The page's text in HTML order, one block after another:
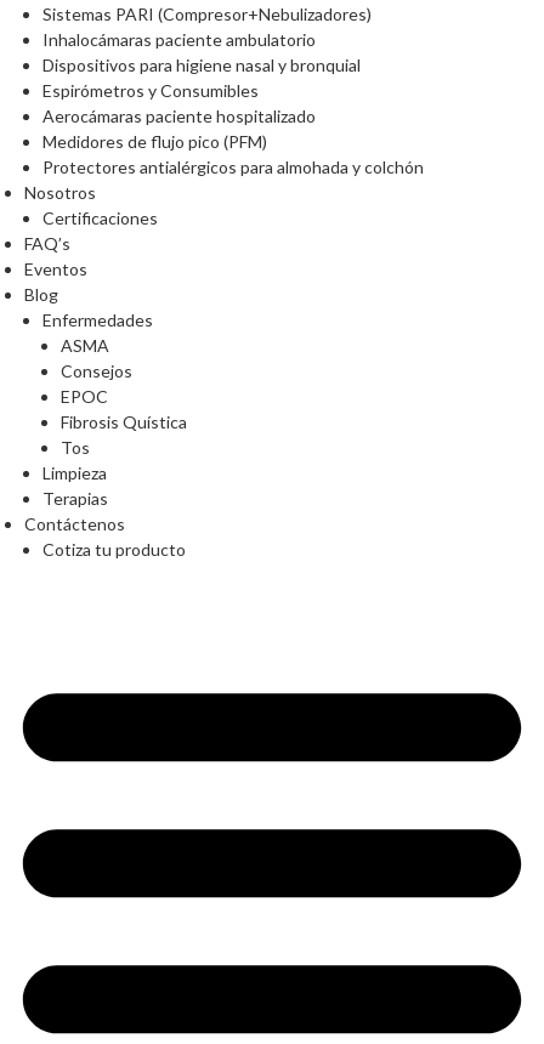
Sistemas PARI (Compresor+Nebulizadores)
Inhalocámaras paciente ambulatorio
Dispositivos para higiene nasal y bronquial
Espirómetros y Consumibles
Aerocámaras paciente hospitalizado
Medidores de flujo pico (PFM)
Protectores antialérgicos para almohada y colchón
Nosotros
Certificaciones
FAQ’s
Eventos
Blog
Enfermedades
ASMA
Consejos
EPOC
Fibrosis Quística
Tos
Limpieza
Terapias
Contáctenos
Cotiza tu producto